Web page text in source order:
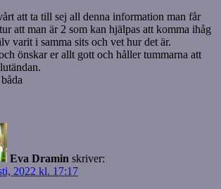
att ta till sej all denna information man får
att man är 2 som kan hjälpas att komma ihåg
varit i samma sits och vet hur det är.
önskar er allt gott och håller tummarna att
Eva Dramin skriver:
2022 kl. 17:17